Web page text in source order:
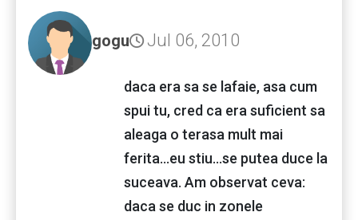
gogu Jul 06, 2010
daca era sa se lafaie, asa cum
spui tu, cred ca era suficient sa
aleaga o terasa mult mai
ferita...eu stiu...se putea duce la
suceava. Am observat ceva:
daca se duc in zonele